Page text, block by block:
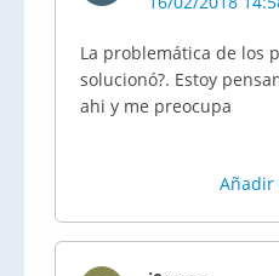
La problemática de los
solucionó?. Estoy
ahi y me preocupa
Añadir